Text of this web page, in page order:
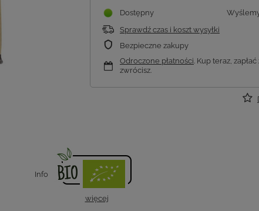
Dostępny
Sprawdź czas i koszt wysyłki
Bezpieczne zakupy
Odroczone płatności. Kup teraz,
zwrócisz.
Info
więcej